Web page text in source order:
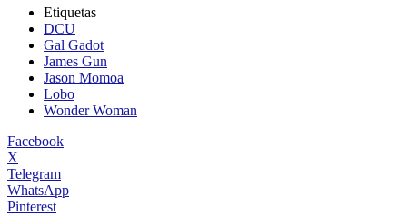
Etiquetas
DCU
Gal Gadot
James Gun
Jason Momoa
Lobo
Wonder Woman
Facebook
X
Telegram
WhatsApp
Pinterest